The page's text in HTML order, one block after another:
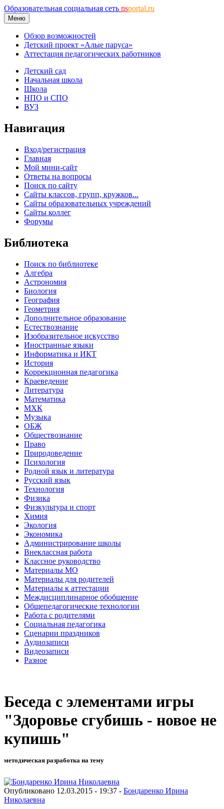
Образовательная социальная сеть nsportal.ru
Меню
Обзор возможностей
Детский проект «Алые паруса»
Аттестация педагогических работников
Детский сад
Начальная школа
Школа
НПО и СПО
ВУЗ
Навигация
Вход/регистрация
Главная
Мой мини-сайт
Ответы на вопросы
Поиск по сайту
Сайты классов, групп, кружков...
Сайты образовательных учреждений
Сайты коллег
Форумы
Библиотека
Поиск по библиотеке
Алгебра
Астрономия
Биология
География
Геометрия
Дополнительное образование
Естествознание
Изобразительное искусство
Иностранные языки
Информатика и ИКТ
История
Коррекционная педагогика
Краеведение
Литература
Математика
МХК
Музыка
ОБЖ
Обществознание
Право
Природоведение
Психология
Родной язык и литература
Русский язык
Технология
Физика
Физкультура и спорт
Химия
Экология
Экономика
Администрирование школы
Внеклассная работа
Классное руководство
Материалы МО
Материалы для родителей
Материалы к аттестации
Междисциплинарное обобщение
Общепедагогические технологии
Работа с родителями
Социальная педагогика
Сценарии праздников
Аудиозаписи
Видеозаписи
Разное
Беседа с элементами игры
"Здоровье сгубишь - новое не
купишь"
методическая разработка на тему
Опубликовано 12.03.2015 - 19:37 - Бондаренко Ирина
Николаевна